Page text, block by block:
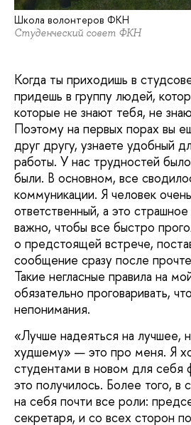
Школа волонтеров ФКН
Студенческий совет ФКН
Когда ты приходишь в
придешь в группу людей,
которые не знают тебя, не
Поэтому на первых порах вы
друг другу, узнаете удобный
работы. У нас трудностей
были. В основном, все
коммуникации. Я человек
ответственный, а это
важно, чтобы все быстро
о предстоящей встрече,
сообщение сразу после
Такие негласные правила на
обязательно проговаривать,
непонимания.
«Лучше надеяться на лучшее,
худшему» — это про меня. Я
студентами в новом для себя
это получилось. Более того, в
на себя почти все роли:
секретаря, и со всех сторон